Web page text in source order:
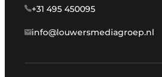
+31 495 450095
info@louwersmediagroep.nl